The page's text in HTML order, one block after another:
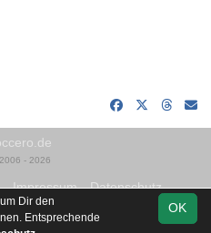
- 2026
Impressum
Datenschutz
OK
Dir den
Entsprechende